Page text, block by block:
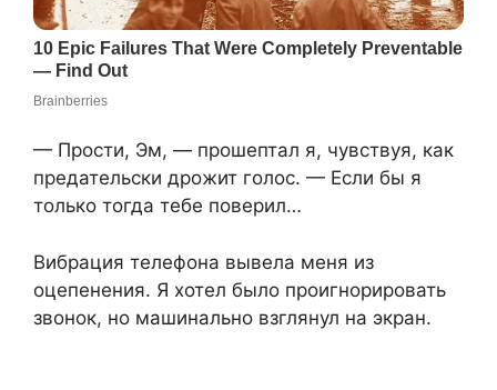
— Прости, Эм, — прошептал я, чувствуя, как
предательски дрожит голос. — Если бы я
только тогда тебе поверил…
Вибрация телефона вывела меня из
оцепенения. Я хотел было проигнорировать
звонок, но машинально взглянул на экран.